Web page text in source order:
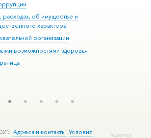
расходах, об имуществе и
характера
организации
возможностями здоровья
Редактору
Адреса и контакты Условия